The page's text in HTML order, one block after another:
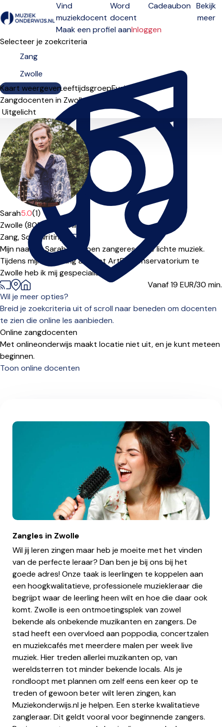
Open menu
Vind
muziekdocent
Word
docent
Cadeaubon Bekijk
meer
Maak een profiel aanInloggen
Selecteer je zoekcriteria
Kaart weergeven
LesdagenNiveauLeeftijdsgroepFysiek
Zangdocenten in Zwolle
Sorteervolgorde
Sarah5.0(1)
Zwolle (8017***),
Online
Zang,Songwriting
Mijn naam is Sarah en ik ben zangeres in de lichte muziek.
Tijdens mijn opleiding aan het ArtEZ Conservatorium te
Zwolle heb ik mij gespecialiseerd ...
Vanaf 19 EUR/30 min.
Wil je meer opties?
Breid je zoekcriteria uit of scroll naar beneden om docenten
te zien die online les aanbieden.
Online zangdocenten
Met onlineonderwijs maakt locatie niet uit, en je kunt meteen
beginnen.
Toon online docenten
Zangles in Zwolle
Wil jij leren zingen maar heb je moeite met het vinden
van de perfecte leraar? Dan ben je bij ons bij het
goede adres! Onze taak is leerlingen te koppelen aan
een hoogkwalitatieve, professionele muziekleraar die
begrijpt waar de leerling heen wilt en hoe die daar ook
komt. Zwolle is een ontmoetingsplek van zowel
bekende als onbekende muzikanten en zangers. De
stad heeft een overvloed aan poppodia, concertzalen
en muziekcafés met meerdere malen per week live
muziek. Hier treden allerlei muzikanten op, van
wereldsterren tot minder bekende locals. Als je
rondloopt met plannen om zelf eens een keer op te
treden of gewoon beter wilt leren zingen, kan
Muziekonderwijs.nl je helpen. Een sterke kwalitatieve
zangleraar. Dit geldt vooral voor beginnende zangers.